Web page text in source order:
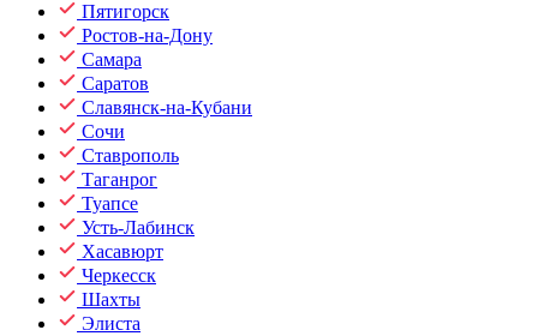
Пятигорск
Ростов-на-Дону
Самара
Саратов
Славянск-на-Кубани
Сочи
Ставрополь
Таганрог
Туапсе
Усть-Лабинск
Хасавюрт
Черкесск
Шахты
Элиста